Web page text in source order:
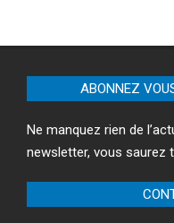
ABONNEZ
Ne manquez rien de
newsletter, vous saurez